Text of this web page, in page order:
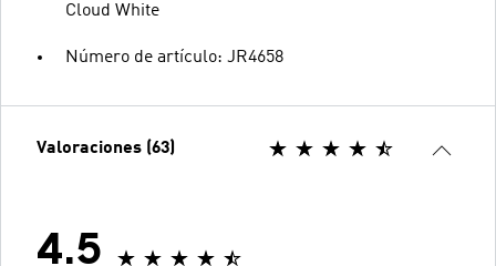
Cloud White
Número de artículo: JR4658
Valoraciones (63)
4.5